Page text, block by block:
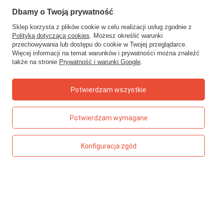
Śledzenie przesyłki
Chcę zareklamować produkt
Chcę zwrócić produkt
Chcę wymienić towar
Konto
Regulaminy
Dbamy o Twoją prywatność
Sklep korzysta z plików cookie w celu realizacji usług zgodnie z
Polityką dotyczącą cookies. Możesz określić warunki
przechowywania lub dostępu do cookie w Twojej przeglądarce.
Więcej informacji na temat warunków i prywatności można znaleźć
także na stronie Prywatność i warunki Google.
Potwierdzam wymagane
Konfiguracja zgód
Potwierdzam wszystkie